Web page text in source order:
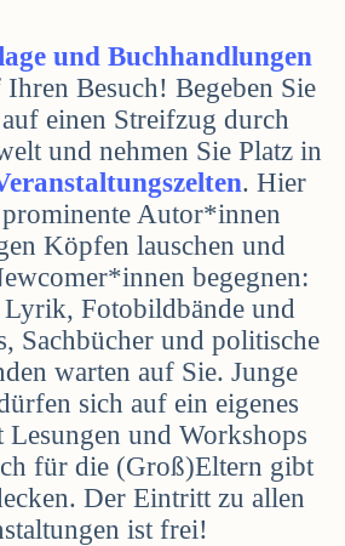
und Buchhandlungen
Besuch! Begeben Sie
einen Streifzug durch
und nehmen Sie Platz in
. Hier
Autor*innen
Köpfen lauschen und
begegnen:
Lyrik, Fotobildbände und
Sachbücher und politische
warten auf Sie. Junge
sich auf ein eigenes
und Workshops
für die (Groß)Eltern gibt
Der Eintritt zu allen
ist frei!